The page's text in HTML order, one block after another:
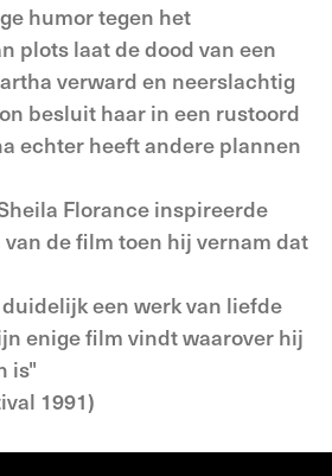
humor tegen het
plots laat de dood van een
verward en neerslachtig
besluit haar in een rustoord
echter heeft andere plannen
Florance inspireerde
de film toen hij vernam dat
duidelijk een werk van liefde
enige film vindt waarover hij
is"
1991)